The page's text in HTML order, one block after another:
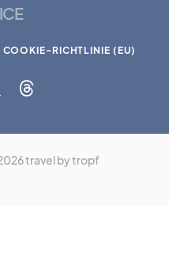
COOKIE-RICHTLINIE (EU)
travel by tropf